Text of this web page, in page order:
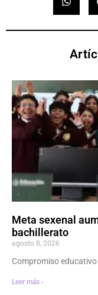
Meta sexenal
bachillerato
agosto 8, 2026
Compromiso educativo
Leer más ›